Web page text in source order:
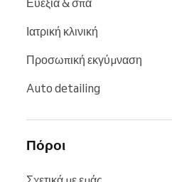
Ιατρική κλινική
Προσωπική εκγύμναση
Auto detailing
Πόροι